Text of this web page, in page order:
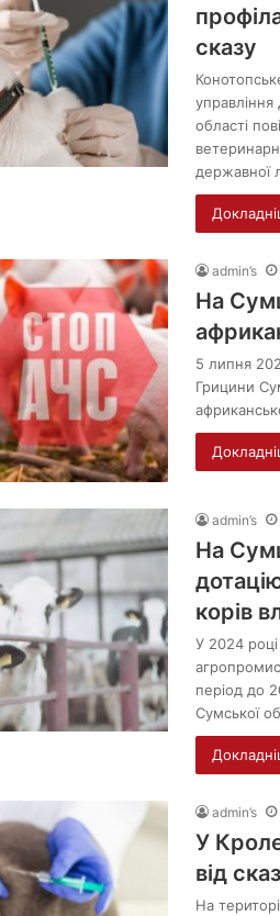
сказу
області
державної
admin’s
На
5 липня
Грицини
admin’s
На
корів
У 2024
період до
Сумської
admin’s
У
від
На